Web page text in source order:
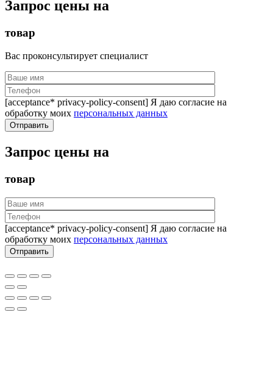
Запрос цены на
товар
Вас проконсультирует специалист
[acceptance* privacy-policy-consent] Я даю согласие на
обработку моих персональных данных
Запрос цены на
товар
[acceptance* privacy-policy-consent] Я даю согласие на
обработку моих персональных данных